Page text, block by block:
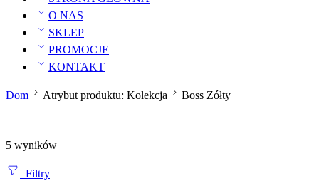
O NAS
SKLEP
PROMOCJE
KONTAKT
Dom Atrybut produktu: Kolekcja Boss Zółty
5 wyników
Filtry